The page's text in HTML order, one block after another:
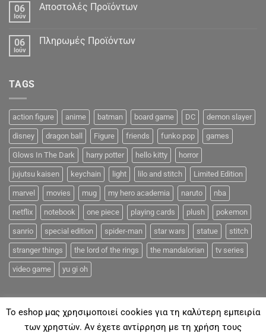
06
Ιούν
Αποστολές Προϊόντων
06
Ιούν
Πληρωμές Προϊόντων
TAGS
action figure anime batman board game DC demon slayer
disney dragon ball Figure friends funko pop games
Glows In The Dark harry potter hello kitty horror
jujutsu kaisen keychain light lilo and stitch Limited Edition
marvel movies mug my hero academia naruto nba
netflix notebook one piece playing cards plush pokemon
sanrio special edition spider-man star wars statue stitch
stranger things the lord of the rings the mandalorian tv series
video game yu gi oh
To eshop μας χρησιμοποιεί cookies για τη καλύτερη εμπειρία
των χρηστών. Αν έχετε αντίρρηση με τη χρήση τους